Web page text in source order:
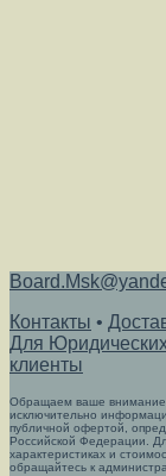
Контакты •
Для
клиенты
Обращаем ваше внимание
исключительно
публичной офертой,
Российской Федерации.
характеристиках и
обращайтесь к